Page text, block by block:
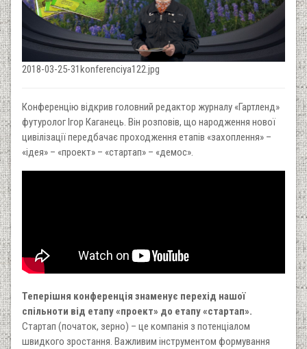
2018-03-25-31konferenciya122.jpg
Конференцію відкрив головний редактор журналу «Гартленд»
футуролог Ігор Каганець. Він розповів, що народження нової
цивілізації передбачає проходження етапів «захоплення» –
«ідея» – «проект» – «стартап» – «демос».
Теперішня конференція знаменує перехід нашої
спільноти від етапу «проект» до етапу «стартап».
Стартап (початок, зерно) – це компанія з потенціалом
швидкого зростання. Важливим інструментом формування